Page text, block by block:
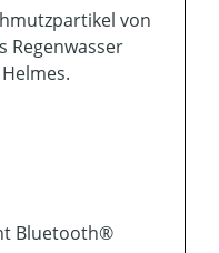
von
Regenwasser
Bluetooth®